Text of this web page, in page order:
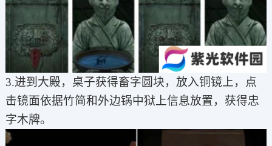
3.进到大殿，桌子获得畜字圆块，放入铜镜上，点
击镜面依据竹简和外边锅中狱上信息放置，获得忠
字木牌。